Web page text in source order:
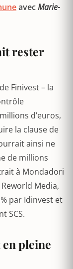
avecMarie-
rester
Finivest – la
d’euros,
la clause de
ainsi ne
de millions
à Mondadori
Media,
par Idinvest et
SCS.
pleine